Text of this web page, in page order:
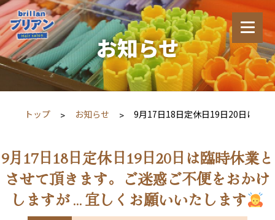
お知らせ
トップ お知らせ 9月17日18日定休日19日20日は臨
9月17日18日定休日19日20日は臨時休業と
させて頂きます。ご迷惑ご不便をおかけ
しますが…宜しくお願いいたします